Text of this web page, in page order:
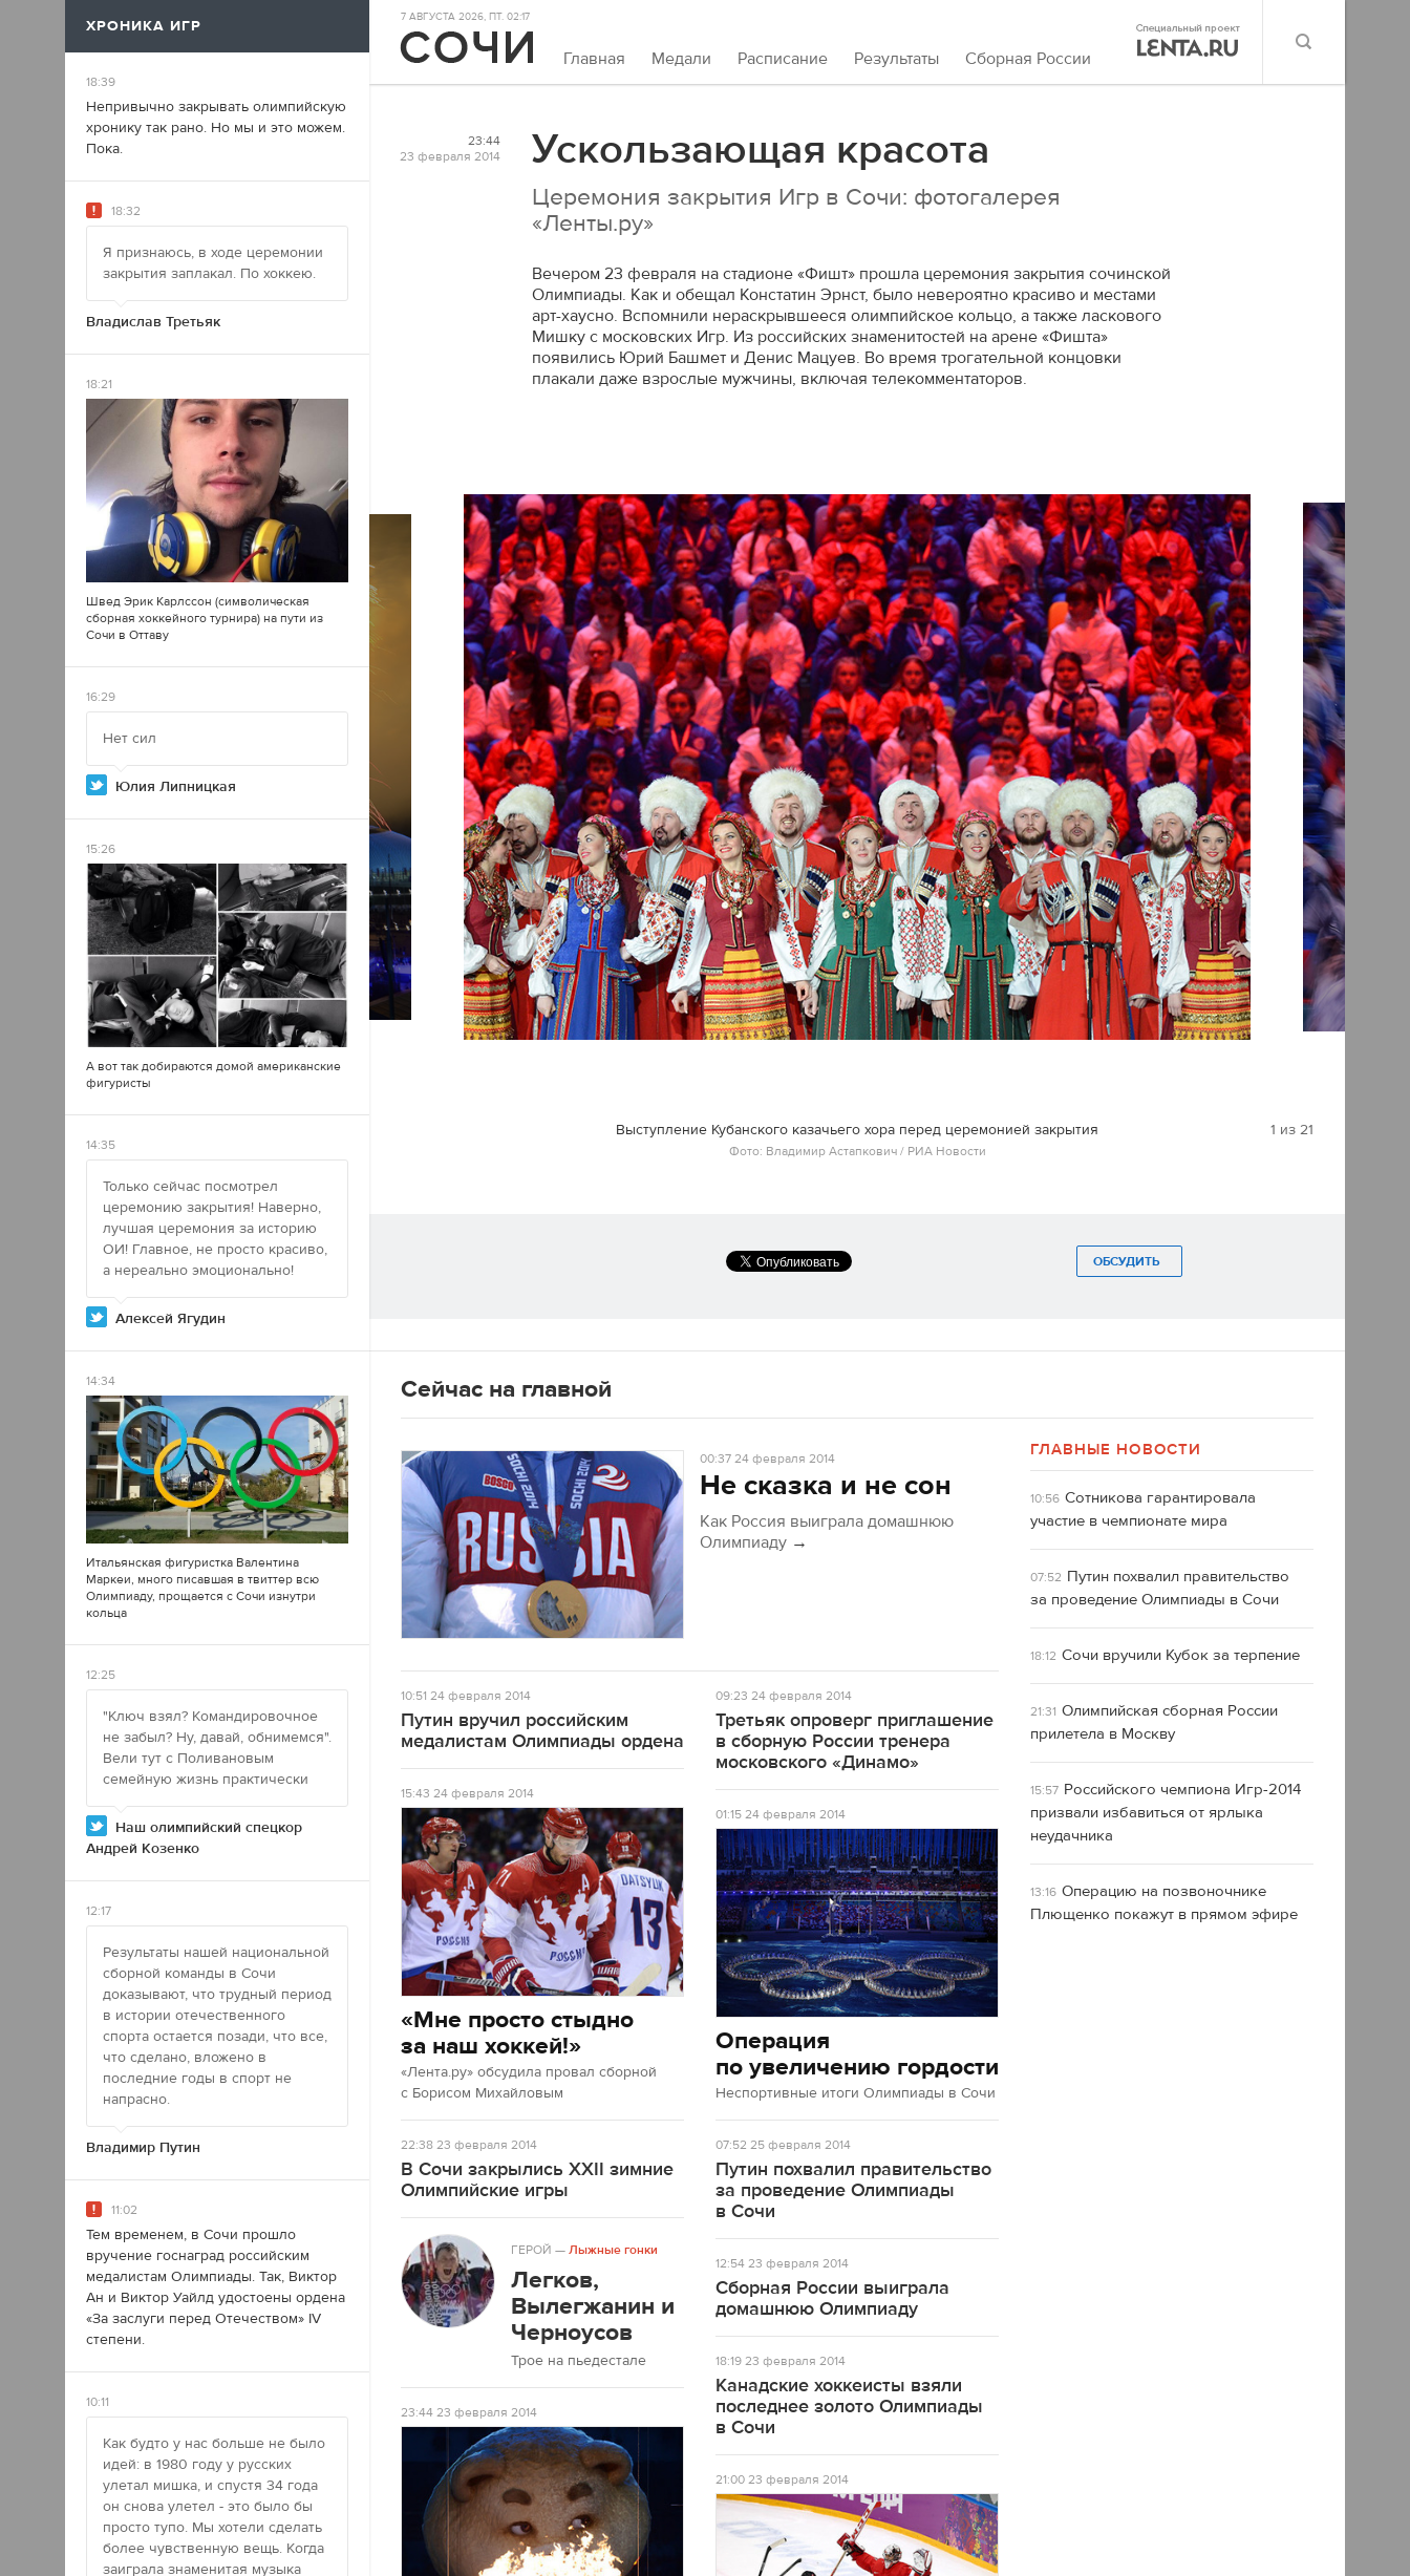
ХРОНИКА ИГР
18:39
Непривычно закрывать олимпийскую
хронику так рано. Но мы и это можем.
Пока.
18:32
Я признаюсь, в ходе церемонии
закрытия заплакал. По хоккею.
Владислав Третьяк
18:21
Швед Эрик Карлссон (символическая
сборная хоккейного турнира) на пути из
Сочи в Оттаву
16:29
Нет сил
Юлия Липницкая
15:26
А вот так добираются домой американские
фигуристы
14:35
Только сейчас посмотрел
церемонию закрытия! Наверно,
лучшая церемония за историю
ОИ! Главное, не просто красиво,
а нереально эмоционально!
Алексей Ягудин
14:34
Итальянская фигуристка Валентина
Маркеи, много писавшая в твиттер всю
Олимпиаду, прощается с Сочи изнутри
кольца
12:25
"Ключ взял? Командировочное
не забыл? Ну, давай, обнимемся".
Вели тут с Поливановым
семейную жизнь практически
Наш олимпийский спецкор
Андрей Козенко
12:17
Результаты нашей национальной
сборной команды в Сочи
доказывают, что трудный период
в истории отечественного
спорта остается позади, что все,
что сделано, вложено в
последние годы в спорт не
напрасно.
Владимир Путин
11:02
Тем временем, в Сочи прошло
вручение госнаград российским
медалистам Олимпиады. Так, Виктор
Ан и Виктор Уайлд удостоены ордена
«За заслуги перед Отечеством» IV
степени.
10:11
Как будто у нас больше не было
идей: в 1980 году у русских
улетал мишка, и спустя 34 года
он снова улетел - это было бы
просто тупо. Мы хотели сделать
более чувственную вещь. Когда
заиграла знаменитая музыка
7 АВГУСТА 2026, ПТ. 02:17
Главная Медали Расписание Результаты Сборная России
23:44
23 февраля 2014
Ускользающая красота
Церемония закрытия Игр в Сочи: фотогалерея
«Ленты.ру»
Вечером 23 февраля на стадионе «Фишт» прошла церемония закрытия сочинской
Олимпиады. Как и обещал Констатин Эрнст, было невероятно красиво и местами
арт-хаусно. Вспомнили нераскрывшееся олимпийское кольцо, а также ласкового
Мишку с московских Игр. Из российских знаменитостей на арене «Фишта»
появились Юрий Башмет и Денис Мацуев. Во время трогательной концовки
плакали даже взрослые мужчины, включая телекомментаторов.
1 из 21
Выступление Кубанского казачьего хора перед церемонией закрытия
Фото: Владимир Астапкович / РИА Новости
ОБСУДИТЬ
Сейчас на главной
00:3724 февраля 2014
Не сказка и не сон
Как Россия выиграла домашнюю
Олимпиаду →
10:51 24 февраля 2014
Путин вручил российским
медалистам Олимпиады ордена
15:43 24 февраля 2014
«Мне просто стыдно
за наш хоккей!»
«Лента.ру» обсудила провал сборной
с Борисом Михайловым
22:3823 февраля 2014
В Сочи закрылись XXII зимние
Олимпийские игры
ГЕРОЙ —Лыжные гонки
Легков,
Вылегжанин и
Черноусов
Трое на пьедестале
23:4423 февраля 2014
09:23 24 февраля 2014
Третьяк опроверг приглашение
в сборную России тренера
московского «Динамо»
01:1524 февраля 2014
Операция
по увеличению гордости
Неспортивные итоги Олимпиады в Сочи
07:52 25 февраля 2014
Путин похвалил правительство
за проведение Олимпиады
в Сочи
12:5423 февраля 2014
Сборная России выиграла
домашнюю Олимпиаду
18:1923 февраля 2014
Канадские хоккеисты взяли
последнее золото Олимпиады
в Сочи
21:0023 февраля 2014
ГЛАВНЫЕ НОВОСТИ
10:56 Сотникова гарантировала
участие в чемпионате мира
07:52 Путин похвалил правительство
за проведение Олимпиады в Сочи
18:12 Сочи вручили Кубок за терпение
21:31 Олимпийская сборная России
прилетела в Москву
15:57 Российского чемпиона Игр-2014
призвали избавиться от ярлыка
неудачника
13:16 Операцию на позвоночнике
Плющенко покажут в прямом эфире